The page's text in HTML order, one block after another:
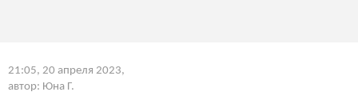
21:05, 20 апреля 2023,
автор: Юна Г.